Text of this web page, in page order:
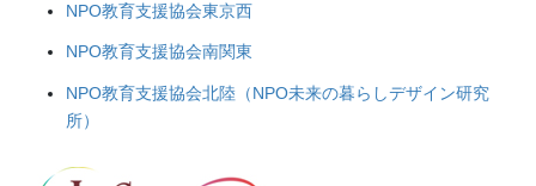
NPO教育支援協会東京西
NPO教育支援協会南関東
NPO教育支援協会北陸（NPO未来の暮らしデザイン研究
所）